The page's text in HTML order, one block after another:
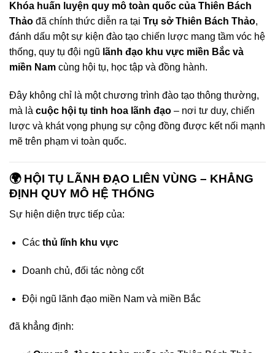
Khóa huấn luyện quy mô toàn quốc của Thiên Bách
Thảo đã chính thức diễn ra tại Trụ sở Thiên Bách Thảo,
đánh dấu một sự kiện đào tạo chiến lược mang tầm vóc hệ
thống, quy tụ đội ngũ lãnh đạo khu vực miền Bắc và
miền Nam cùng hội tụ, học tập và đồng hành.
Đây không chỉ là một chương trình đào tạo thông thường,
mà là cuộc hội tụ tinh hoa lãnh đạo – nơi tư duy, chiến
lược và khát vọng phụng sự cộng đồng được kết nối mạnh
mẽ trên phạm vi toàn quốc.
🌍 HỘI TỤ LÃNH ĐẠO LIÊN VÙNG – KHẲNG
ĐỊNH QUY MÔ HỆ THỐNG
Sự hiện diện trực tiếp của:
Các thủ lĩnh khu vực
Doanh chủ, đối tác nòng cốt
Đội ngũ lãnh đạo miền Nam và miền Bắc
đã khẳng định: